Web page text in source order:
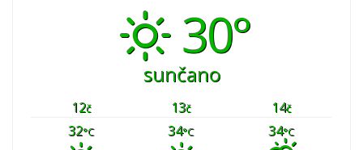
30°
sunčano
12č 13č 14č
32°C 34°C 34°C